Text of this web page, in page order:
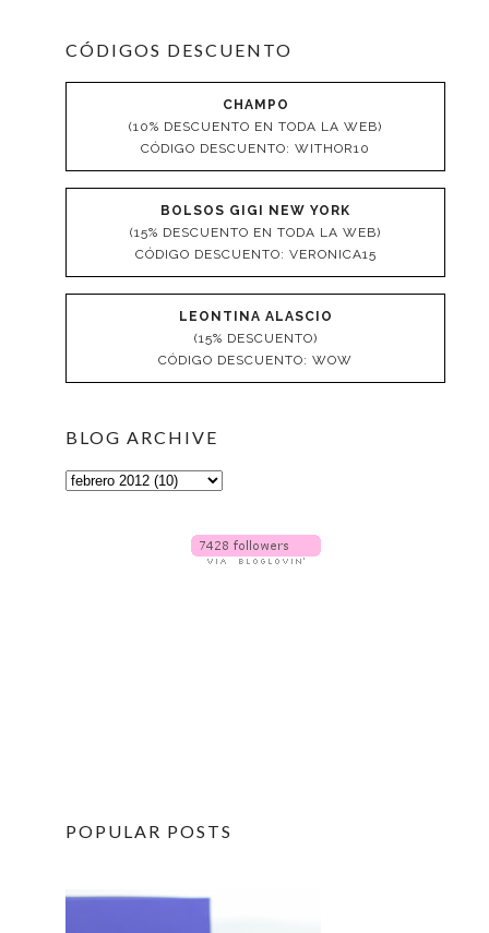
CÓDIGOS DESCUENTO
CHAMPO
(10% DESCUENTO EN TODA LA WEB)
CÓDIGO DESCUENTO: WITHOR10
BOLSOS GIGI NEW YORK
(15% DESCUENTO EN TODA LA WEB)
CÓDIGO DESCUENTO: VERONICA15
LEONTINA ALASCIO
(15% DESCUENTO)
CÓDIGO DESCUENTO: WOW
BLOG ARCHIVE
POPULAR POSTS